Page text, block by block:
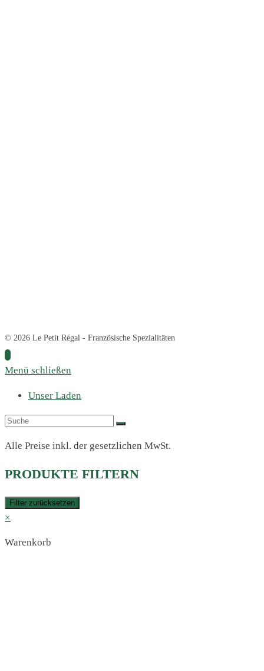
© 2026 Le Petit Régal - Französische Spezialitäten
Menü schließen
Unser Laden
Alle Preise inkl. der gesetzlichen MwSt.
PRODUKTE FILTERN
Filter zurücksetzen
×
Warenkorb